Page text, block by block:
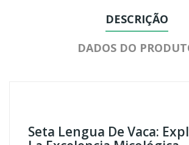
DESCRIÇÃO
DADOS DO
Seta Lengua De Vaca: